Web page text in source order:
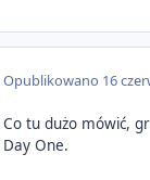
Opublikowano 16
Co tu dużo mówić,
Day One.